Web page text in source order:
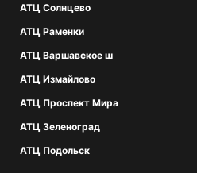
АТЦ Солнцево
АТЦ Раменки
АТЦ Варшавское ш
АТЦ Измайлово
АТЦ Проспект Мира
АТЦ Зеленоград
АТЦ Подольск